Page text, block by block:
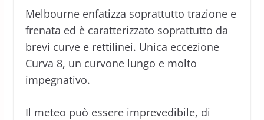
Melbourne enfatizza soprattutto trazione e
frenata ed è caratterizzato soprattutto da
brevi curve e rettilinei. Unica eccezione
Curva 8, un curvone lungo e molto
impegnativo.
Il meteo può essere imprevedibile, di